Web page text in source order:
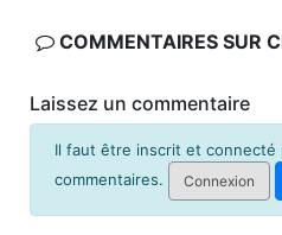
COMMENTAIRES SUR
Laissez un commentaire
Il faut être inscrit et connecté
commentaires.
Connexion